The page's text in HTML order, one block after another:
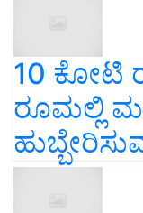
10 ಕೋಟಿ
ರೂಮಲ್ಲಿ